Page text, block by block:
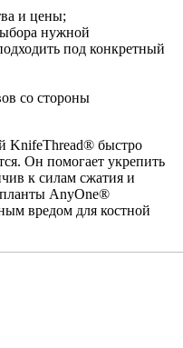
и цены;
нужной
под конкретный
со стороны
KnifeThread® быстро
Он помогает укрепить
к силам сжатия и
AnyOne®
вредом для костной